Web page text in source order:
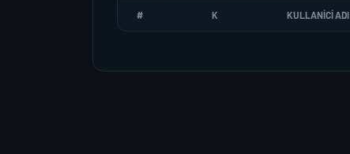
# K KULLANICI ADI